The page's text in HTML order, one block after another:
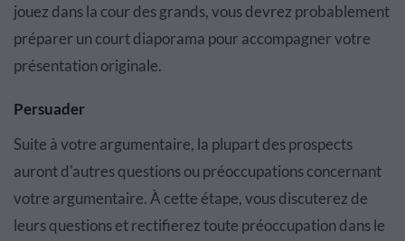
jouez dans la cour des grands, vous devrez probablement
préparer un court diaporama pour accompagner votre
présentation originale.
Persuader
Suite à votre argumentaire, la plupart des prospects
auront d'autres questions ou préoccupations concernant
votre argumentaire. À cette étape, vous discuterez de
leurs questions et rectifierez toute préoccupation dans le